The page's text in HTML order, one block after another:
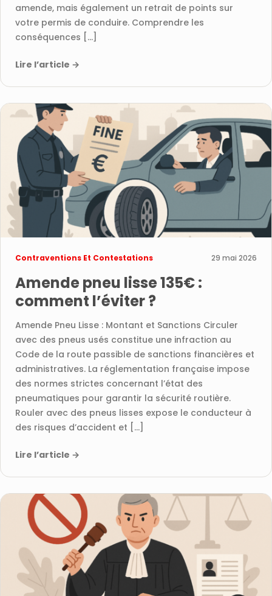
amende, mais également un retrait de points sur
votre permis de conduire. Comprendre les
conséquences […]
Lire l’article →
Contraventions Et Contestations 29 mai 2026
Amende pneu lisse 135€ :
comment l’éviter ?
Amende Pneu Lisse : Montant et Sanctions Circuler
avec des pneus usés constitue une infraction au
Code de la route passible de sanctions financières et
administratives. La réglementation française impose
des normes strictes concernant l’état des
pneumatiques pour garantir la sécurité routière.
Rouler avec des pneus lisses expose le conducteur à
des risques d’accident et […]
Lire l’article →